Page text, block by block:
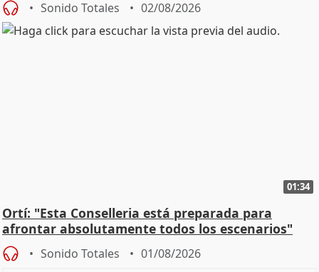
Sonido Totales 02/08/2026
01:34
Ortí: "Esta Conselleria está preparada para
afrontar absolutamente todos los escenarios"
Sonido Totales 01/08/2026